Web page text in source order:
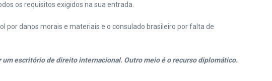
os requisitos exigidos na sua entrada.
por danos morais e materiais e o consulado brasileiro por falta de
um escritório de direito internacional. Outro meio é o recurso diplomático.